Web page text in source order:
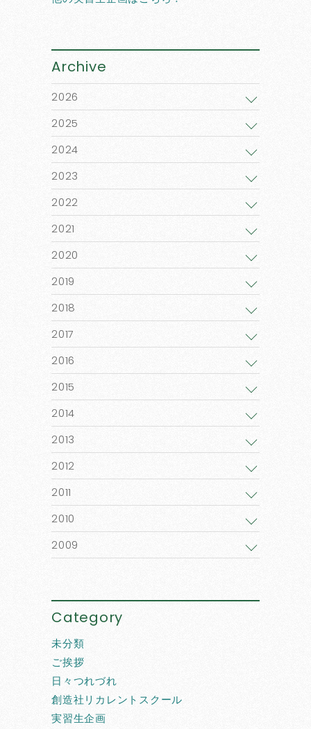
Archive
2026
2025
2024
2023
2022
2021
2020
2019
2018
2017
2016
2015
2014
2013
2012
2011
2010
2009
Category
未分類
ご挨拶
日々つれづれ
創造社リカレントスクール
実習生企画